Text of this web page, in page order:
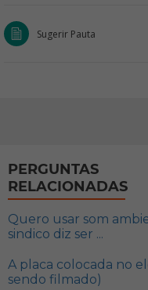
Sugerir Pauta
PERGUNTAS
RELACIONADAS
Quero usar som
sindico diz ser ...
A placa colocada no
sendo filmado)